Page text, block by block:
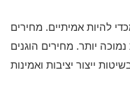
להיות אמיתיים. מחירים
יותר. מחירים הוגנים